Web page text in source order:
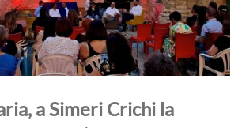
a Simeri Crichi la